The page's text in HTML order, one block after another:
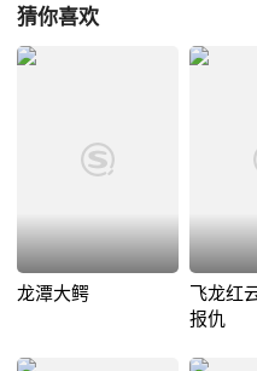
猜你喜欢
龙潭大鳄
飞龙红
报仇